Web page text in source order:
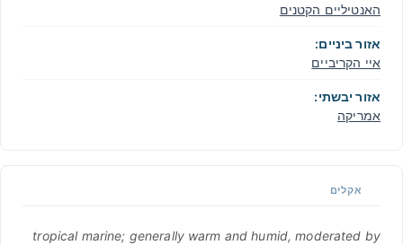
האנטיליים הקטנים
אזור ביניים:
איי הקריביים
אזור יבשתי:
אמריקה
אקלים
tropical marine; generally warm and humid, moderated by